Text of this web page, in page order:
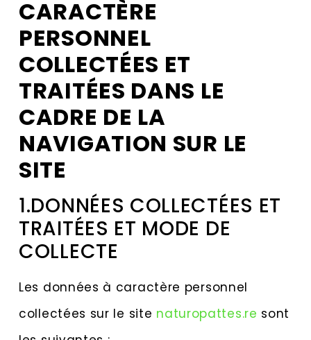
CARACTÈRE
PERSONNEL
COLLECTÉES ET
TRAITÉES DANS LE
CADRE DE LA
NAVIGATION SUR LE
SITE
1.DONNÉES COLLECTÉES ET
TRAITÉES ET MODE DE
COLLECTE
Les données à caractère personnel
collectées sur le site naturopattes.re sont